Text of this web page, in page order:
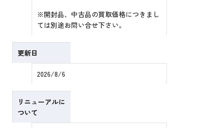
※開封品、中古品の買取価格につきまし
ては別途お問い合せ下さい。
更新日
2026/8/6
リニューアルに
ついて